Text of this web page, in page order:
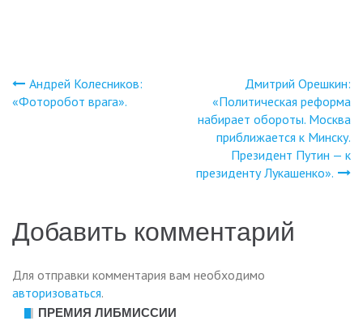
Навигация
Андрей Колесников:
«Фоторобот врага».
Дмитрий Орешкин:
«Политическая реформа
набирает обороты. Москва
приближается к Минску.
Президент Путин — к
президенту Лукашенко».
Добавить комментарий
Для отправки комментария вам необходимо
авторизоваться.
ПРЕМИЯ ЛИБМИССИИ